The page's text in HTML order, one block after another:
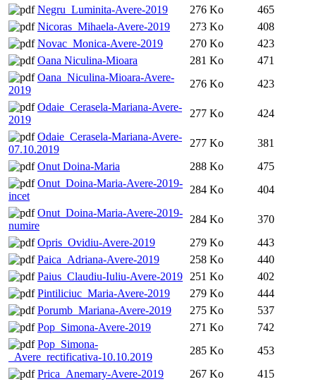
Negru_Luminita-Avere-2019
276 Ko
465
Nicoras_Mihaela-Avere-2019
273 Ko
408
Novac_Monica-Avere-2019
270 Ko
423
Oana Niculina-Mioara
281 Ko
471
Oana_Niculina-Mioara-Avere-
2019
276 Ko
423
Odaie_Cerasela-Mariana-Avere-
2019
277 Ko
424
Odaie_Cerasela-Mariana-Avere-
07.10.2019
277 Ko
381
Onut Doina-Maria
288 Ko
475
Onut_Doina-Maria-Avere-2019-
incet
284 Ko
404
Onut_Doina-Maria-Avere-2019-
numire
284 Ko
370
Opris_Ovidiu-Avere-2019
279 Ko
443
Paica_Adriana-Avere-2019
258 Ko
440
Paius_Claudiu-Iuliu-Avere-2019
251 Ko
402
Pintiliciuc_Maria-Avere-2019
279 Ko
444
Porumb_Mariana-Avere-2019
275 Ko
537
Pop_Simona-Avere-2019
271 Ko
742
Pop_Simona-
_Avere_rectificativa-10.10.2019
285 Ko
453
Prica_Anemary-Avere-2019
267 Ko
415